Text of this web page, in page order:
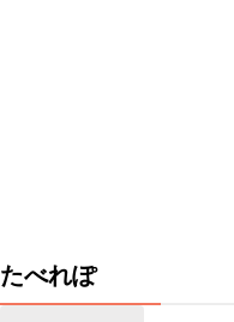
たべれぽ